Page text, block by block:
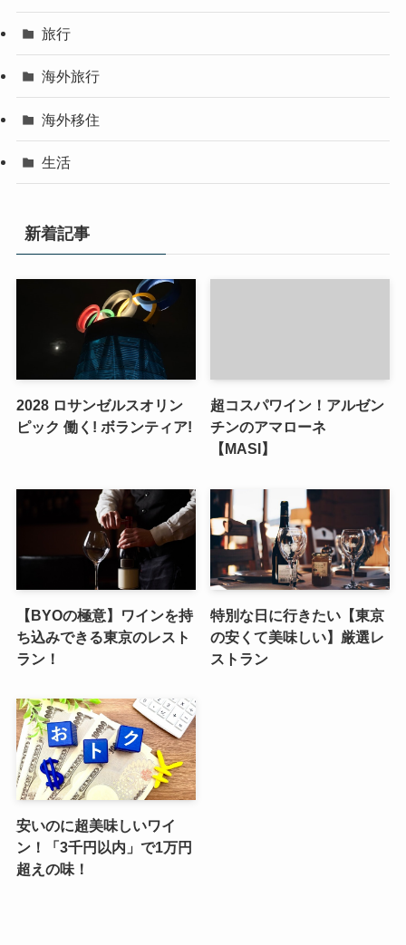
旅行
海外旅行
海外移住
生活
新着記事
2028 ロサンゼルスオリン
ピック 働く! ボランティア!
超コスパワイン！アルゼン
チンのアマローネ
【MASI】
【BYOの極意】ワインを持
ち込みできる東京のレスト
ラン！
特別な日に行きたい【東京
の安くて美味しい】厳選レ
ストラン
安いのに超美味しいワイ
ン！「3千円以内」で1万円
超えの味！